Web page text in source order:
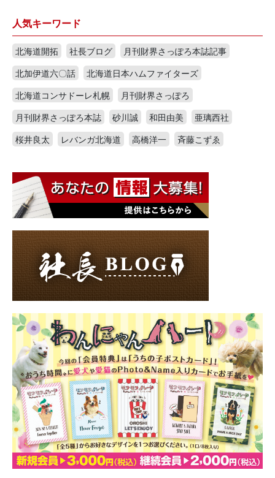
人気キーワード
北海道開拓 社長ブログ
月刊財界さっぽろ本誌記事
北加伊道六〇話
北海道日本ハムファイターズ
北海道コンサドーレ札幌
月刊財界さっぽろ
月刊財界さっぽろ本誌
砂川誠 和田由美
亜璃西社
桜井良太
レバンガ北海道 高橋洋一 斉藤こずゑ